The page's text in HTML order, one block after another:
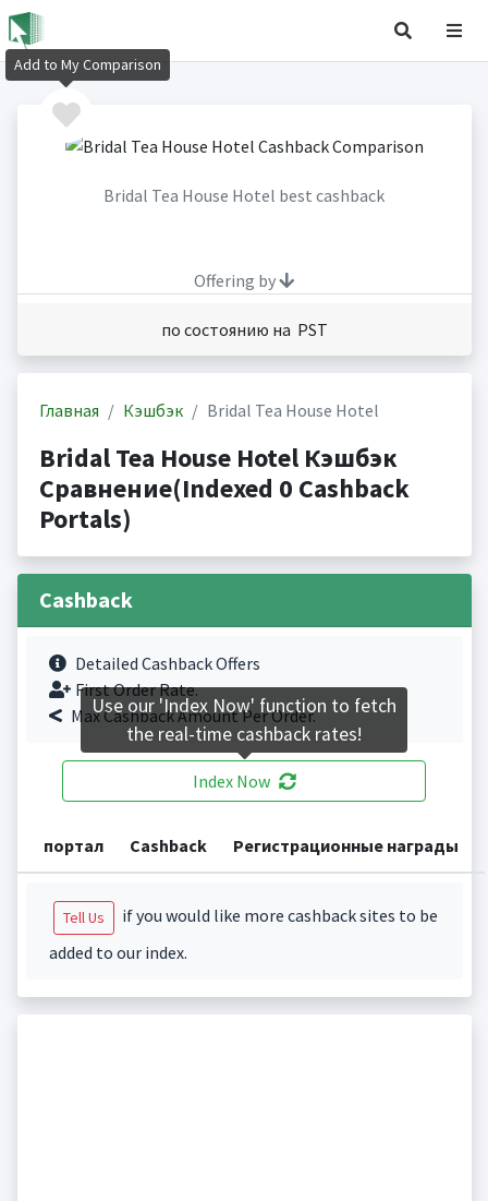
Bridal Tea House Hotel best cashback
Offering by
по состоянию на PST
Главная Кэшбэк Bridal Tea House Hotel
Bridal Tea House Hotel Кэшбэк
Сравнение(Indexed 0 Cashback
Portals)
Cashback
Detailed Cashback Offers
First Order Rate.
Max Cashback Amount Per Order.
Index Now
портал Cashback Регистрационные награды
Tell Us
if you would like more cashback sites to be
added to our index.
Add to My Comparison
Use our 'Index Now' function to fetch
the real-time cashback rates!